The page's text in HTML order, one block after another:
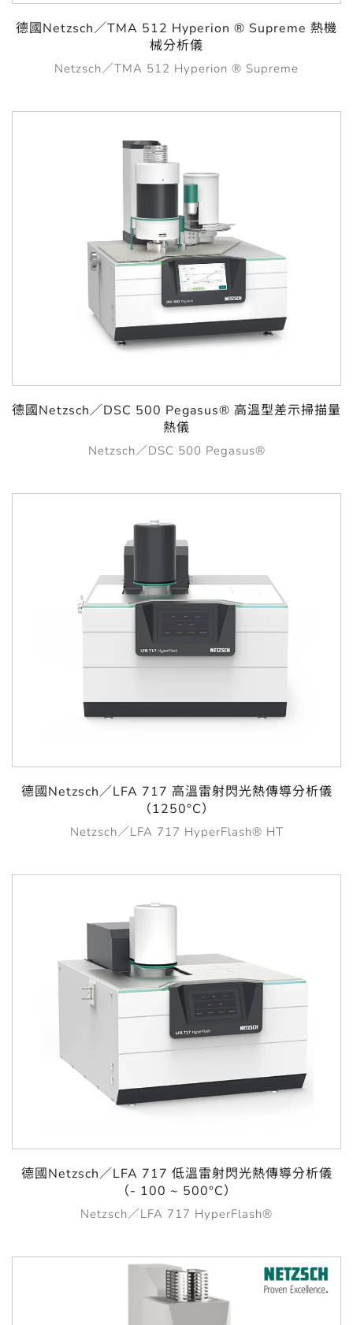
德國Netzsch／TMA 512 Hyperion ® Supreme 熱機
械分析儀
Netzsch／TMA 512 Hyperion ® Supreme
德國Netzsch／DSC 500 Pegasus® 高溫型差示掃描量
熱儀
Netzsch／DSC 500 Pegasus®
德國Netzsch／LFA 717 高溫雷射閃光熱傳導分析儀
（1250°C）
Netzsch／LFA 717 HyperFlash® HT
德國Netzsch／LFA 717 低溫雷射閃光熱傳導分析儀
（- 100 ~ 500°C）
Netzsch／LFA 717 HyperFlash®